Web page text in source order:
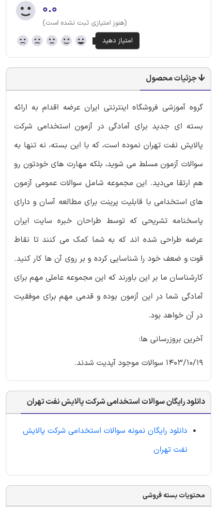
۰.۰
(هنوز امتیازی ثبت نشده است)
جزئیات محصول
گروه آموزشی فروشگاه اینترنتی ایران عرضه اقدام به ارائه
بسته ای جدید برای آمادگی در آزمون استخدامی شرکت
پالایش نفت تهران نموده است، که با این بسته، نه تنها به
سوالات آزمون مسلط می شوید، بلکه مهارت های خودتون رو
هم ارتقا می‌دید. این مجموعه شامل سوالات عمومی آزمون
های استخدامی با قابلیت پرینت برای مطالعه آسان و دارای
پاسخنامه تشریحی که توسط طراحان خبره سایت ایران
عرضه طراحی شده اند که به شما کمک می کنند تا نقاط
قوت و ضعف خود را شناسایی کرده و بر روی آن ها کار کنید.
کارشناسان ما بر این باورند که این مجموعه عاملی مهم برای
آمادگی شما در این آزمون بوده و قدمی مهم برای موفقیت
در آن خواهد بود.
آخرین بروزرسانی ها:
1403/10/19 سوالات موجود آپدیت شدند.
دانلود رایگان سوالات استخدامی شرکت پالایش نفت تهران
دانلود رایگان نمونه سوالات استخدامی شرکت پالایش
نفت تهران
محتویات بسته فروشی